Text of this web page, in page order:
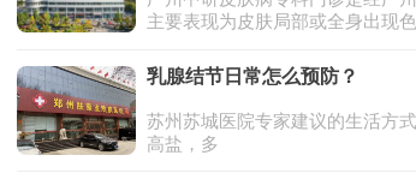
主要表现为皮肤局部或全身出现
乳腺结节日常怎么预防？
苏州苏城医院专家建议的生活方
高盐，多